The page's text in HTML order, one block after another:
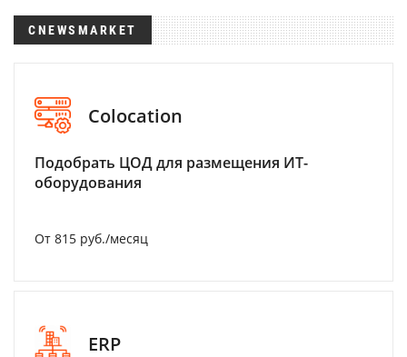
CNEWSMARKET
Colocation
Подобрать ЦОД для размещения ИТ-
оборудования
От 815 руб./месяц
ERP